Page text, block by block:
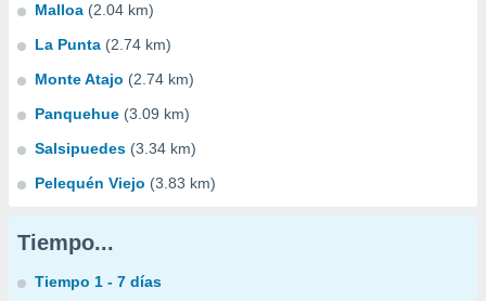
Malloa (2.04 km)
La Punta (2.74 km)
Monte Atajo (2.74 km)
Panquehue (3.09 km)
Salsipuedes (3.34 km)
Pelequén Viejo (3.83 km)
Tiempo...
Tiempo 1 - 7 días